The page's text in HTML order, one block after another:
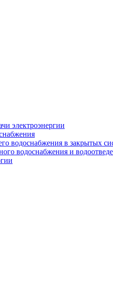
электроэнергии
водоснабжения в закрытых
водоснабжения и